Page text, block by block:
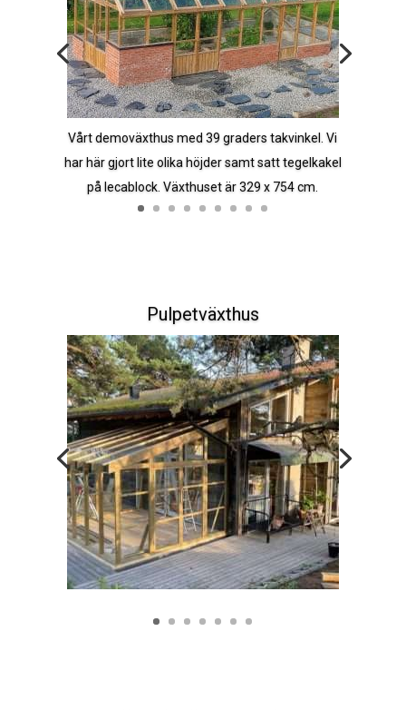
Vårt demoväxthus med 39 graders takvinkel. Vi
har här gjort lite olika höjder samt satt tegelkakel
på lecablock. Växthuset är 329 x 754 cm.
Pulpetväxthus